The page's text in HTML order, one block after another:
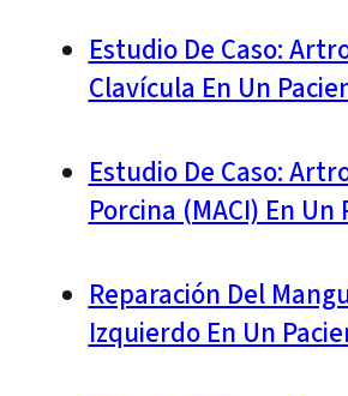
Estudio De Caso:
Clavícula En Un
Estudio De Caso:
Porcina (MACI) En
Reparación Del
Izquierdo En Un